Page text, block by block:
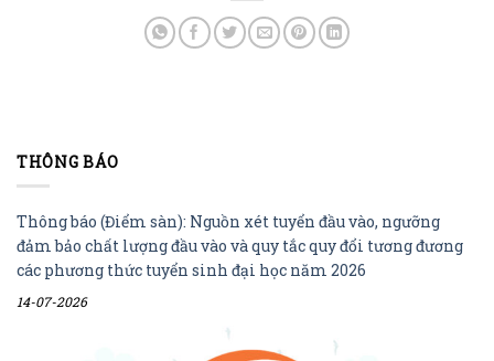
THÔNG BÁO
Thông báo (Điểm sàn): Nguồn xét tuyển đầu vào, ngưỡng
đảm bảo chất lượng đầu vào và quy tắc quy đổi tương đương
các phương thức tuyển sinh đại học năm 2026
14-07-2026